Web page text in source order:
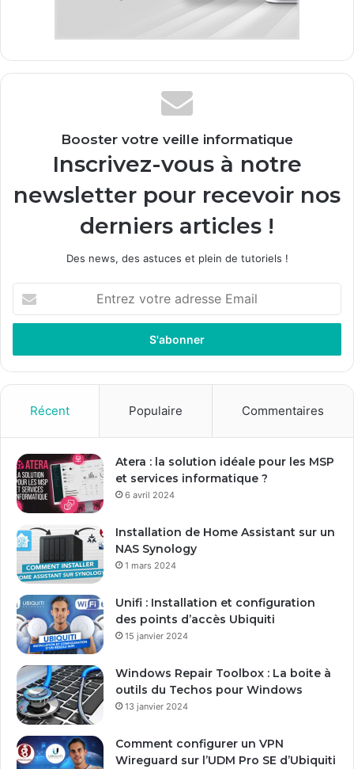
Booster votre veille informatique
Inscrivez-vous à notre
newsletter pour recevoir nos
derniers articles !
Des news, des astuces et plein de tutoriels !
t
e
z
r
e
a
d
s
e
m
a
Récent Populaire Commentaires
Atera : la solution idéale pour les MSP
et services informatique ?
6 avril 2024
Installation de Home Assistant sur un
NAS Synology
1 mars 2024
Unifi : Installation et configuration
des points d’accès Ubiquiti
15 janvier 2024
Windows Repair Toolbox : La boite à
outils du Techos pour Windows
13 janvier 2024
Comment configurer un VPN
Wireguard sur l’UDM Pro SE d’Ubiquiti